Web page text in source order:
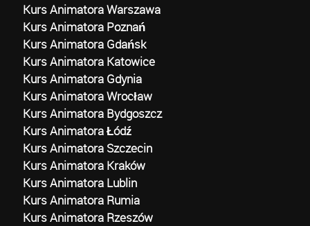
Kurs Animatora Warszawa
Kurs Animatora Poznań
Kurs Animatora Gdańsk
Kurs Animatora Katowice
Kurs Animatora Gdynia
Kurs Animatora Wrocław
Kurs Animatora Bydgoszcz
Kurs Animatora Łódź
Kurs Animatora Szczecin
Kurs Animatora Kraków
Kurs Animatora Lublin
Kurs Animatora Rumia
Kurs Animatora Rzeszów